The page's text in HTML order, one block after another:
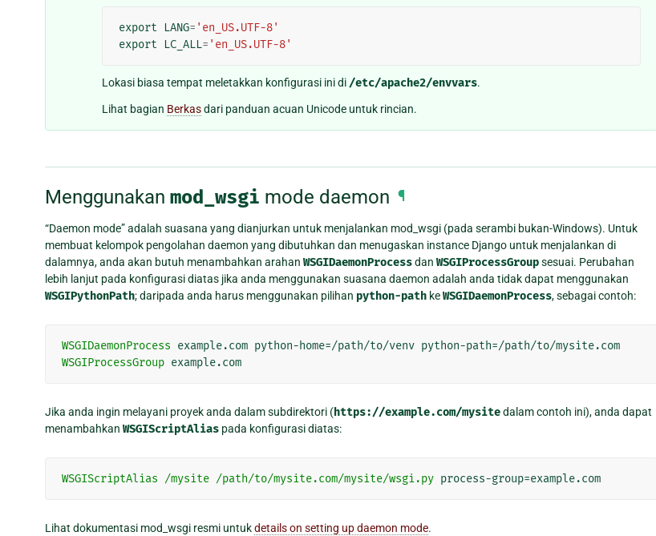
export LANG= 'en_US.UTF-8'
export
LC_ALL= 'en_US.UTF-8'
Lokasi biasa tempat meletakkan konfigurasi ini di/etc/apache2/envvars.
Lihat bagian Berkasdari panduan acuan Unicode untuk rincian.
Menggunakan mod_wsgi mode daemon ¶
“Daemon mode” adalah suasana yang dianjurkan untuk menjalankan mod_wsgi (pada serambi bukan-Windows). Untuk
membuat kelompok pengolahan daemon yang dibutuhkan dan menugaskan instance Django untuk menjalankan di
dalamnya, anda akan butuh menambahkan arahan WSGIDaemonProcessdan WSGIProcessGroupsesuai. Perubahan
lebih lanjut pada konfigurasi diatas jika anda menggunakan suasana daemon adalah anda tidak dapat menggunakan
WSGIPythonPath; daripada anda harus menggunakan pilihan python-path keWSGIDaemonProcess, sebagai contoh:
WSGIDaemonProcess
WSGIProcessGroup
Jika anda ingin melayani proyek anda dalam subdirektori (https://example.com/mysitedalam contoh ini), anda dapat
menambahkan WSGIScriptAlias pada konfigurasi diatas:
WSGIScriptAlias /mysite /path/to/mysite.com/mysite/wsgi.py
Lihat dokumentasi mod_wsgi resmi untukdetails on setting up daemon mode.